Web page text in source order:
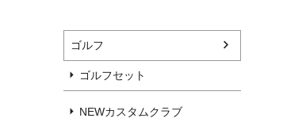
ゴルフ
ゴルフセット
NEWカスタムクラブ